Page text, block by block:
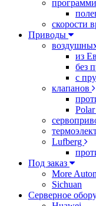
скорости
Приводы
из
без
с
клапанов
Lufberg
Под заказ
More
Sichuan
Серверное